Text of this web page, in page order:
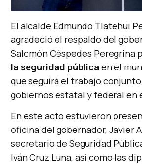
El alcalde Edmundo Tlatehui
agradeció el respaldo del
Salomón Céspedes Peregrina
la seguridad públicaen el
que seguirá el trabajo
gobiernos estatal y federal en
En este acto estuvieron
oficina del gobernador, Javier
secretario de Seguridad
Iván Cruz Luna, así como las